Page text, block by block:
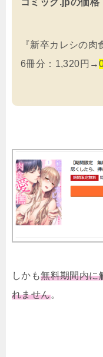
コミック.jpの価格
『新卒カレシの肉
6冊分：1,320円→
しかも無料期間内に
れません。